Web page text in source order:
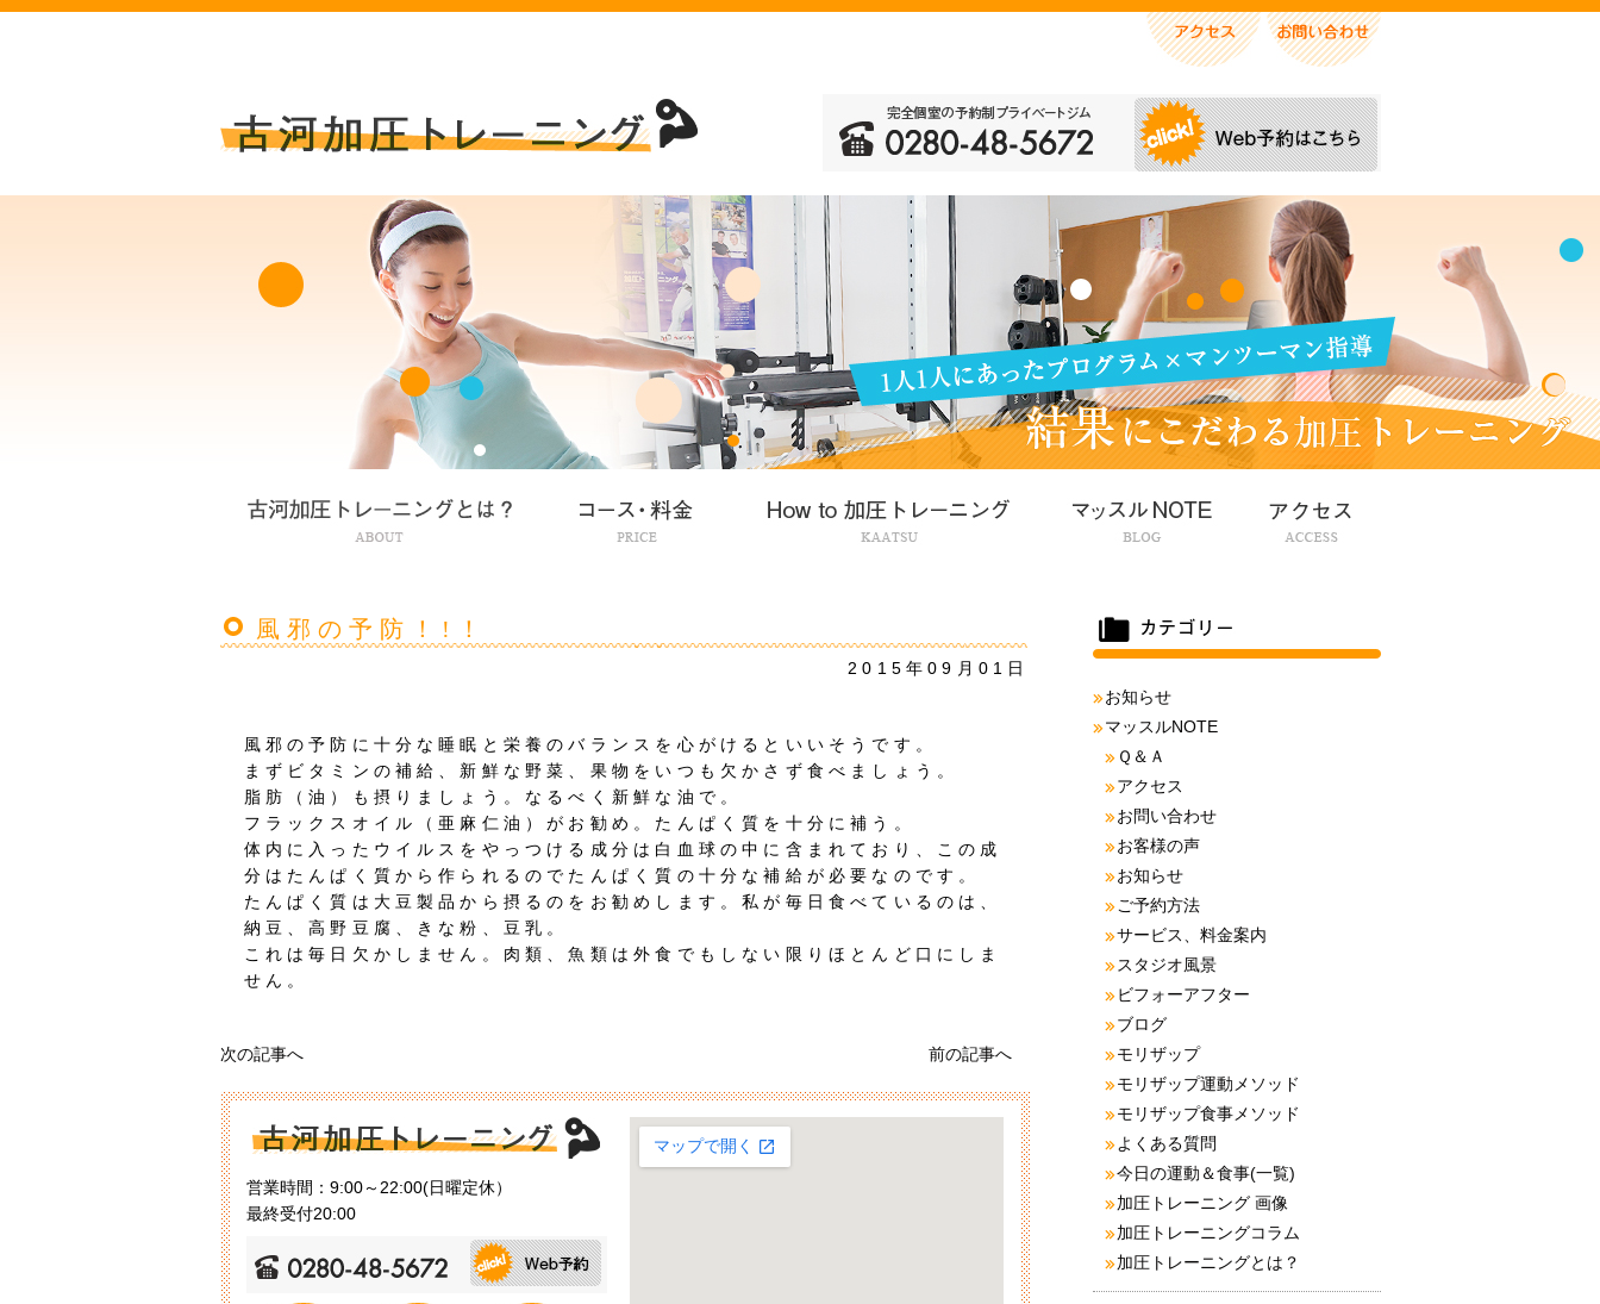
風邪の予防！!！
2015年09月01日
風邪の予防に十分な睡眠と栄養のバランスを心がけるといいそうです。
まずビタミンの補給、新鮮な野菜、果物をいつも欠かさず食べましょう。
脂肪（油）も摂りましょう。なるべく新鮮な油で。
フラックスオイル（亜麻仁油）がお勧め。たんぱく質を十分に補う。
体内に入ったウイルスをやっつける成分は白血球の中に含まれており、この成
分はたんぱく質から作られるのでたんぱく質の十分な補給が必要なのです。
たんぱく質は大豆製品から摂るのをお勧めします。私が毎日食べているのは、
納豆、高野豆腐、きな粉、豆乳。
これは毎日欠かしません。肉類、魚類は外食でもしない限りほとんど口にしま
せん。
次の記事へ 前の記事へ
営業時間：9:00～22:00(日曜定休）
最終受付20:00
お知らせ
マッスルNOTE
Ｑ＆Ａ
アクセス
お問い合わせ
お客様の声
お知らせ
ご予約方法
サービス、料金案内
スタジオ風景
ビフォーアフター
ブログ
モリザップ
モリザップ運動メソッド
モリザップ食事メソッド
よくある質問
今日の運動＆食事(一覧)
加圧トレーニング 画像
加圧トレーニングコラム
加圧トレーニングとは？